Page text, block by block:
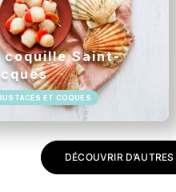
coquille Saint-
ET COQUES
DÉCOUVRIR